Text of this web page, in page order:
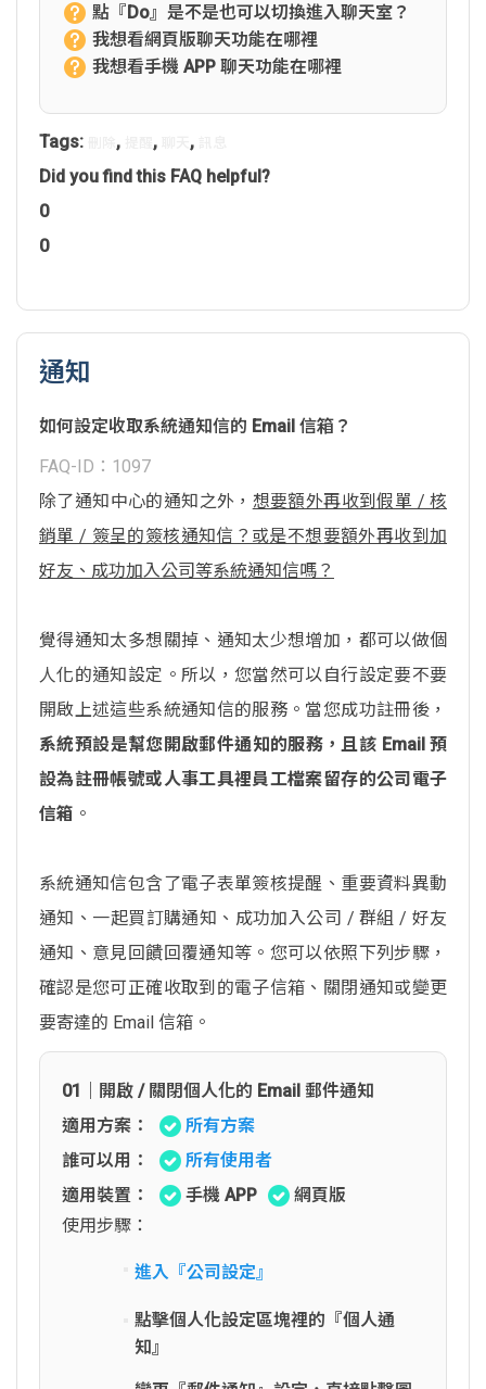
點『Do』是不是也可以切換進入聊天室？
我想看網頁版聊天功能在哪裡
我想看手機 APP 聊天功能在哪裡
Tags: , , ,
Did you find this FAQ helpful?
0
0
通知
如何設定收取系統通知信的 Email 信箱？
FAQ-ID：1097
除了通知中心的通知之外， 想要額外再收到假單 / 核
銷單 / 簽呈的簽核通知信？或是不想要額外再收到加
好友、成功加入公司等系統通知信嗎？
覺得通知太多想關掉、通知太少想增加，都可以做個
人化的通知設定。所以，您當然可以自行設定要不要
開啟上述這些系統通知信的服務。當您成功註冊後，
系統預設是幫您開啟郵件通知的服務，且該 Email 預
設為註冊帳號或人事工具裡員工檔案留存的公司電子
信箱 。
系統通知信包含了電子表單簽核提醒、重要資料異動
通知、一起買訂購通知、成功加入公司 / 群組 / 好友
通知、意見回饋回覆通知等。您可以依照下列步驟，
確認是您可正確收取到的電子信箱、關閉通知或變更
要寄達的 Email 信箱。
01｜開啟 / 關閉個人化的 Email 郵件通知
適用方案：
所有方案
誰可以用：
所有使用者
適用裝置：
手機 APP
網頁版
使用步驟：
進入『公司設定』
點擊個人化設定區塊裡的『個人通
知』